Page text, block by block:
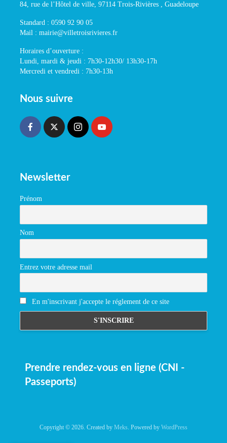
84, rue de l’Hôtel de ville, 97114 Trois-Rivières , Guadeloupe
Standard : 0590 92 90 05
Mail : mairie@villetroisrivieres.fr
Horaires d’ouverture :
Lundi, mardi & jeudi : 7h30-12h30/ 13h30-17h
Mercredi et vendredi : 7h30-13h
Nous suivre
Newsletter
Prénom
Nom
Entrez votre adresse mail
En m'inscrivant j'accepte le réglement de ce site
Prendre rendez-vous en ligne (CNI -
Passeports)
Copyright © 2026. Created by Meks . Powered by WordPress